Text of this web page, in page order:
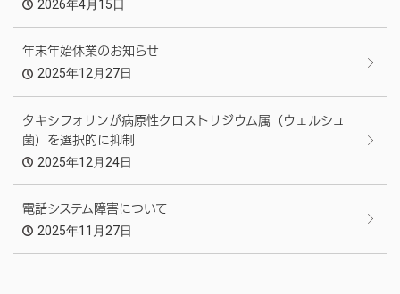
2026年4月15日
年末年始休業のお知らせ
2025年12月27日
タキシフォリンが病原性クロストリジウム属（ウェルシュ
菌）を選択的に抑制
2025年12月24日
電話システム障害について
2025年11月27日